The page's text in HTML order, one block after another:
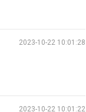
2023-10-22 10:01:28
2023-10-22 10:01:22